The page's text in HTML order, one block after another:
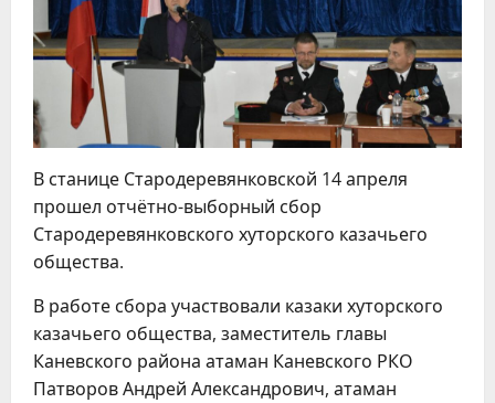
В станице Стародеревянковской 14 апреля
прошел отчётно-выборный сбор
Стародеревянковского хуторского казачьего
общества.
В работе сбора участвовали казаки хуторского
казачьего общества, заместитель главы
Каневского района атаман Каневского РКО
Патворов Андрей Александрович, атаман